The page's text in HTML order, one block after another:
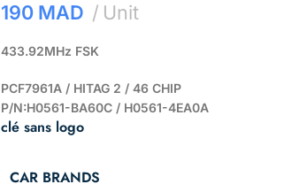
190 MAD Unit
433.92MHz FSK
PCF7961A / HITAG 2 / 46 CHIP
P/N:H0561-BA60C / H0561-4EA0A
clé sans logo
CAR BRANDS